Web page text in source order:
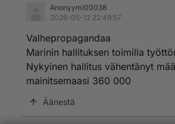
Anonyymi00038
2026-05-12 22:49:57
Valhepropagandaa
Marinin hallituksen toimilla
Nykyinen hallitus vähentänyt
mainitsemaasi 360 000
Äänestä